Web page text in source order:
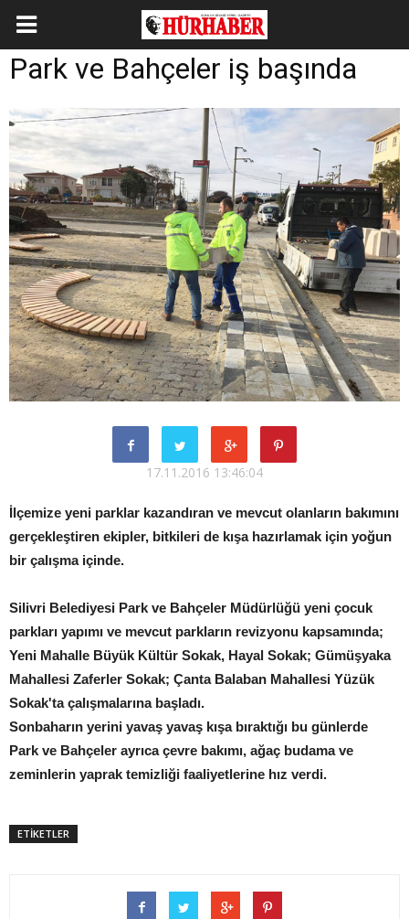
Park ve Bahçeler iş başında
17.11.2016 13:46:04
İlçemize yeni parklar kazandıran ve mevcut olanların bakımını
gerçekleştiren ekipler, bitkileri de kışa hazırlamak için yoğun
bir çalışma içinde.
Silivri Belediyesi Park ve Bahçeler Müdürlüğü yeni çocuk
parkları yapımı ve mevcut parkların revizyonu kapsamında;
Yeni Mahalle Büyük Kültür Sokak, Hayal Sokak; Gümüşyaka
Mahallesi Zaferler Sokak; Çanta Balaban Mahallesi Yüzük
Sokak'ta çalışmalarına başladı.
Sonbaharın yerini yavaş yavaş kışa bıraktığı bu günlerde
Park ve Bahçeler ayrıca çevre bakımı, ağaç budama ve
zeminlerin yaprak temizliği faaliyetlerine hız verdi.
ETİKETLER